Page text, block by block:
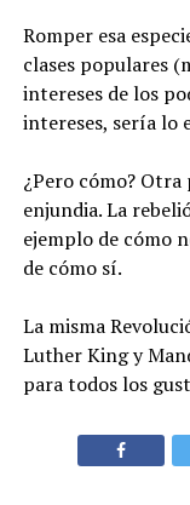
Romper esa
clases populares
intereses de los
intereses, sería lo
¿Pero cómo?
enjundia. La
ejemplo de cómo
de cómo sí.
La misma
Luther King y
para todos los